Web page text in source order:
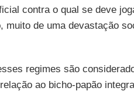
contra o qual se deve
muito de uma devastação
regimes são
ao bicho-papão